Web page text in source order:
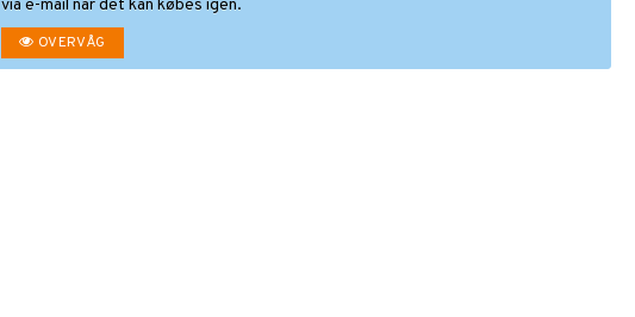
via e-mail når det kan købes igen.
OVERVÅG